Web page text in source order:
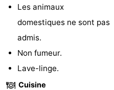
vue
Terrains
jeux
-
Aires
de
jeux
Bowling
Centres
de
Villages
Les animaux
domestiques ne sont pas
admis.
Non fumeur.
Lave-linge.
Cuisine